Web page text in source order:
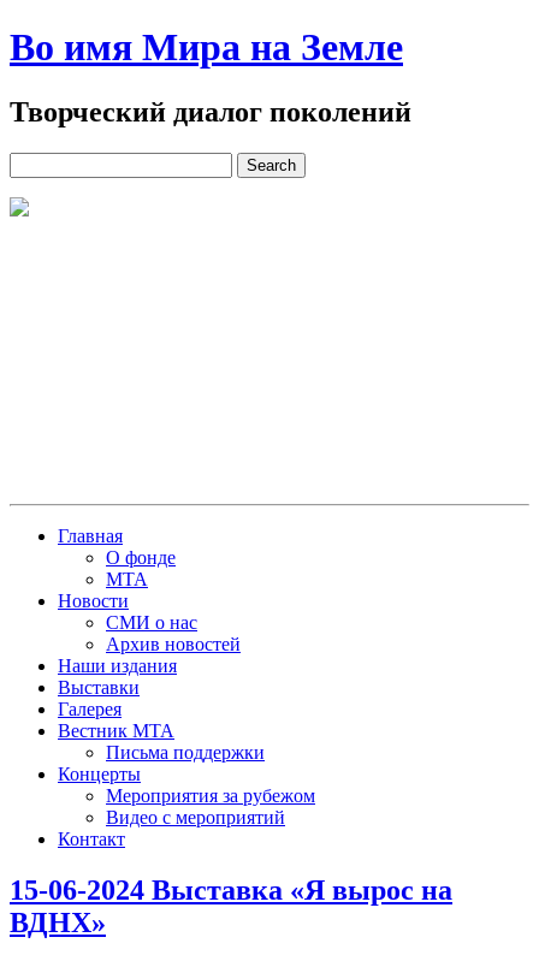
Во имя Мира на Земле
Творческий диалог поколений
Главная
О фонде
МТА
Новости
СМИ о нас
Архив новостей
Наши издания
Выставки
Галерея
Вестник МТА
Письма поддержки
Концерты
Мероприятия за рубежом
Видео с мероприятий
Контакт
15-06-2024 Выставка «Я вырос на
ВДНХ»